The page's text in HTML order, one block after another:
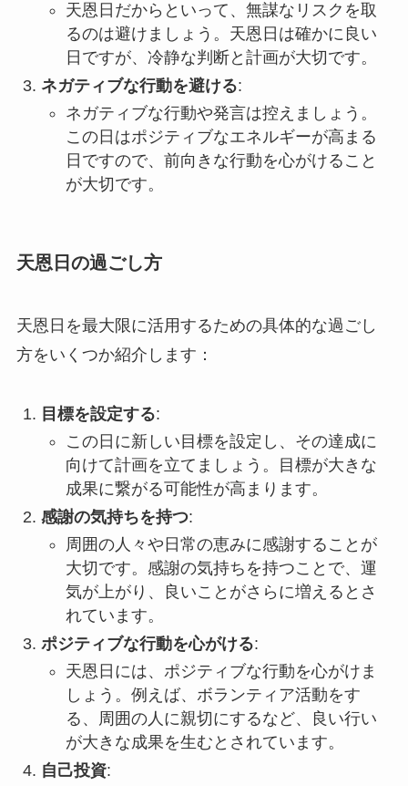
天恩日だからといって、無謀なリスクを取
るのは避けましょう。天恩日は確かに良い
日ですが、冷静な判断と計画が大切です。
ネガティブな行動を避ける:
ネガティブな行動や発言は控えましょう。
この日はポジティブなエネルギーが高まる
日ですので、前向きな行動を心がけること
が大切です。
天恩日の過ごし方
天恩日を最大限に活用するための具体的な過ごし
方をいくつか紹介します：
目標を設定する:
この日に新しい目標を設定し、その達成に
向けて計画を立てましょう。目標が大きな
成果に繋がる可能性が高まります。
感謝の気持ちを持つ:
周囲の人々や日常の恵みに感謝することが
大切です。感謝の気持ちを持つことで、運
気が上がり、良いことがさらに増えるとさ
れています。
ポジティブな行動を心がける:
天恩日には、ポジティブな行動を心がけま
しょう。例えば、ボランティア活動をす
る、周囲の人に親切にするなど、良い行い
が大きな成果を生むとされています。
自己投資: